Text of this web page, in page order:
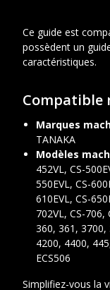
Ce guide est
possèdent un
caractéristiques.
Compatible
Marques
TANAKA
Modèles
452VL, CS-
550EVL, CS-
610EVL, CS-
702VL, CS-706,
360, 361, 3700,
4200, 4400,
ECS506
Simplifiez-vous la